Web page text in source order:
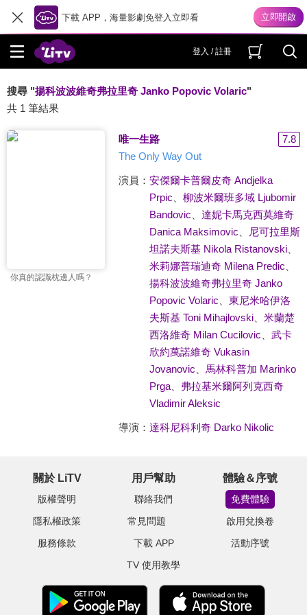
下載 APP，海量影劇免登入立即看
登入 / 註冊
搜尋 "揚科波波維奇弗拉里奇 Janko Popovic Volaric"
共 1 筆結果
你真的認識枕邊人嗎？
唯一生路
7.8
The Only Way Out
演員： 安傑爾卡普爾皮奇 Andjelka
Prpic
柳波米爾班多域 Ljubomir
Bandovic
達妮卡馬克西莫維奇
Danica Maksimovic
尼可拉里斯
坦諾夫斯基 Nikola Ristanovski、
米莉娜普瑞迪奇 Milena Predic
揚科波波維奇弗拉里奇 Janko
Popovic Volaric
東尼米哈伊洛
夫斯基 Toni Mihajlovski、 米蘭楚
西洛維奇 Milan Cucilovic
武卡
欣約萬諾維奇 Vukasin
Jovanovic
馬林科普加 Marinko
Prga、 弗拉基米爾阿列克西奇
Vladimir Aleksic
導演： 達科尼科利奇 Darko Nikolic
關於 LiTV
版權聲明
隱私權政策
服務條款
用戶幫助
聯絡我們
常見問題
下載 APP
TV 使用教學
體驗＆序號
免費體驗
啟用兌換卷
活動序號